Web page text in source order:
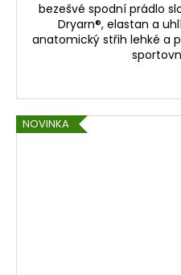
bezešvé spodní prádlo
Dryarn®, elastan a
anatomický střih lehké a
NOVINKA